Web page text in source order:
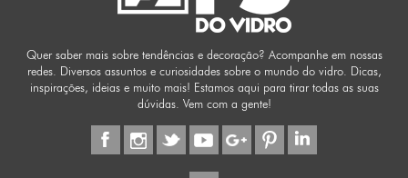
Quer saber mais sobre tendências e decoração? Acompanhe em nossas
redes. Diversos assuntos e curiosidades sobre o mundo do vidro. Dicas,
inspirações, ideias e muito mais! Estamos aqui para tirar todas as suas
dúvidas. Vem com a gente!